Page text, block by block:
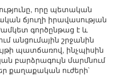
որը պետական
ճյուղի իրավասության
գործընթաց է և
անցումային շրջանին
պատճառով, ինչպիսին
բարձրագույն մարմնում
քաղաքական ուժերի`